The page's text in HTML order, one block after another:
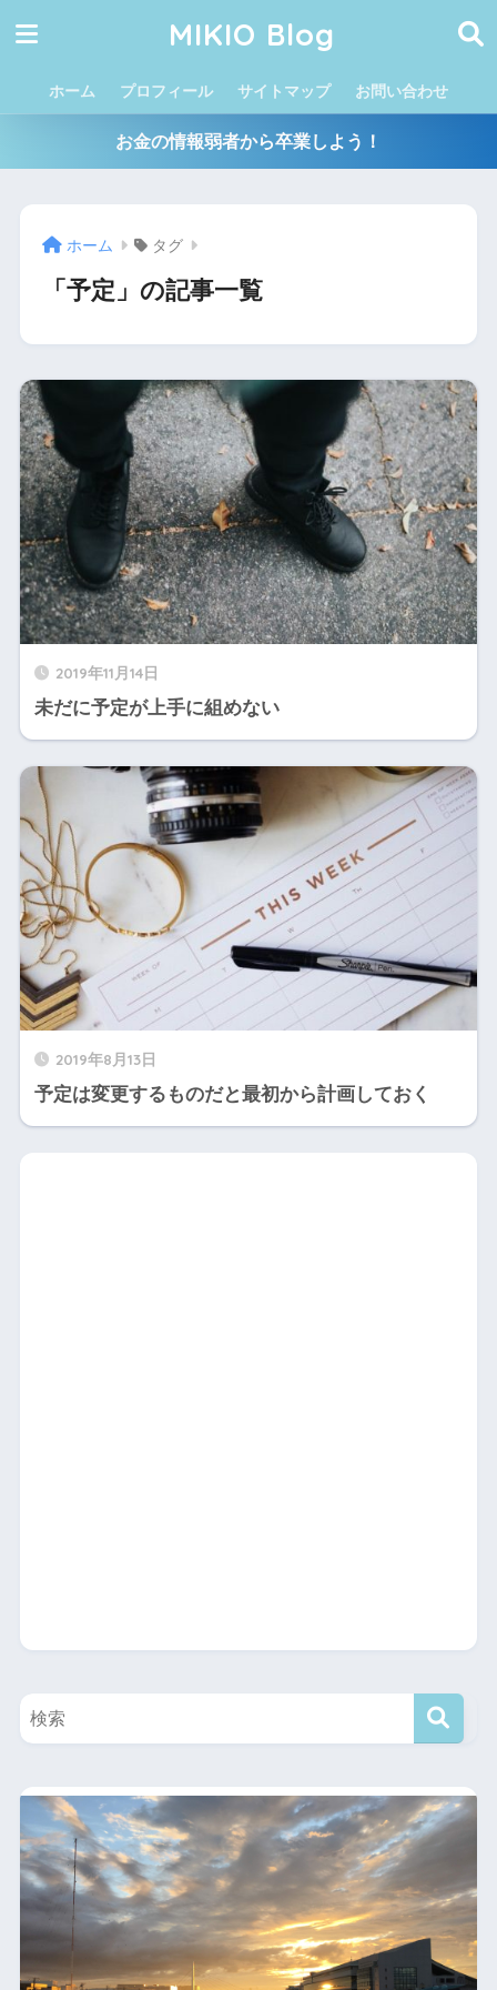
MIKIO Blog
ホーム プロフィール サイトマップ お問い合わせ
お金の情報弱者から卒業しよう！
ホーム タグ
「予定」の記事一覧
2019年11月14日
未だに予定が上手に組めない
2019年8月13日
予定は変更するものだと最初から計画しておく